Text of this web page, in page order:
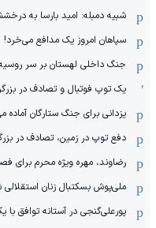
شبیه دمبله: امید بارسا به
سپاهان امروز یک مدافع می‌خرد!
جنگ داخلی لهستان بر سر
یک توپ فوتبال و تصادف در
یزدانی برای جنگ ستارگان
دفع توپ در زمین، تصادف در
رضاوند، مهره ویژه محرم برای
ملی‌پوش بسکتبال زنان
پورعلی‌گنجی در آستانه توافق